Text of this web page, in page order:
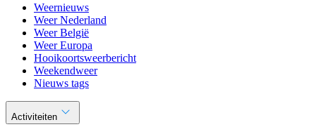
Weernieuws
Weer Nederland
Weer België
Weer Europa
Hooikoortsweerbericht
Weekendweer
Nieuws tags
Activiteiten